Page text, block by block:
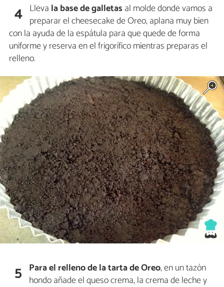
4 Lleva la base de galletas al molde donde vamos a
preparar el cheesecake de Oreo, aplana muy bien
con la ayuda de la espátula para que quede de forma
uniforme y reserva en el frigorífico mientras preparas el
relleno.
5 Para el relleno de la tarta de Oreo, en un tazón
hondo añade el queso crema, la crema de leche y